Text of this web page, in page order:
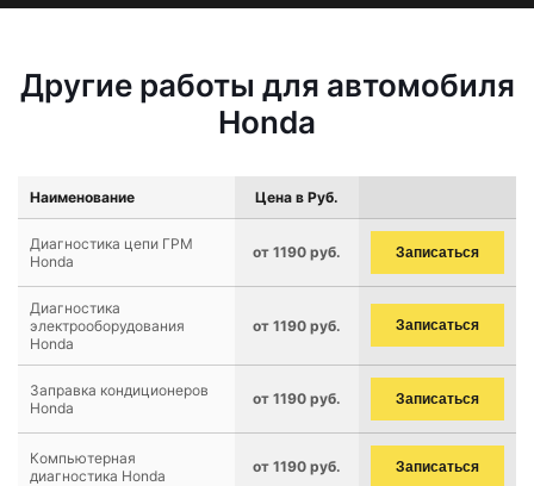
Другие работы для автомобиля
Honda
Наименование Цена в Руб.
Диагностика цепи ГРМ
Honda
от 1190 руб. Записаться
Диагностика
электрооборудования
Honda
от 1190 руб. Записаться
Заправка кондиционеров
Honda
от 1190 руб. Записаться
Компьютерная
диагностика Honda
от 1190 руб. Записаться